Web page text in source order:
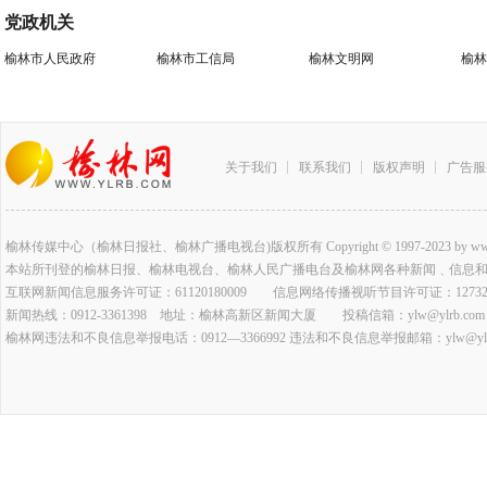
党政机关
榆林市人民政府 榆林市工信局 榆林文明网 榆
关于我们 联系我们 版权声明 广告
榆林传媒中心（榆林日报社、榆林广播电视台)版权所有 Copyright © 1997-2023 by
本站所刊登的榆林日报、榆林电视台、榆林人民广播电台及榆林网各种新闻﹑信
互联网新闻信息服务许可证：61120180009 信息网络传播视听节目许可证：
新闻热线：0912-3361398 地址：榆林高新区新闻大厦 投稿信箱：ylw@ylrb.com
榆林网违法和不良信息举报电话：0912—3366992 违法和不良信息举报邮箱：